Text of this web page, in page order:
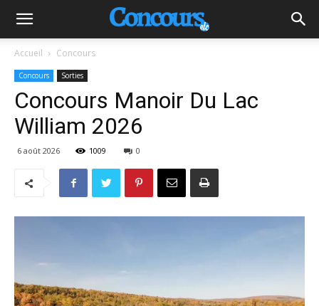
Accueil Concours
Concours Sorties
Concours Manoir Du Lac
William 2026
6 août 2026 1009 0